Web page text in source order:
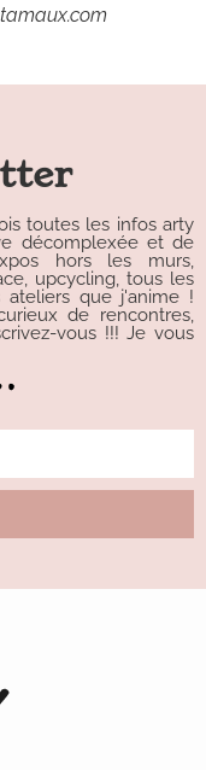
toutes les infos arty
décomplexée et de
hors les murs,
upcycling, tous les
ateliers que j'anime !
de rencontres,
vous !!! Je vous